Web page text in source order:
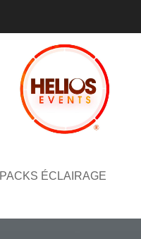
PACKS ÉCLAIRAGE